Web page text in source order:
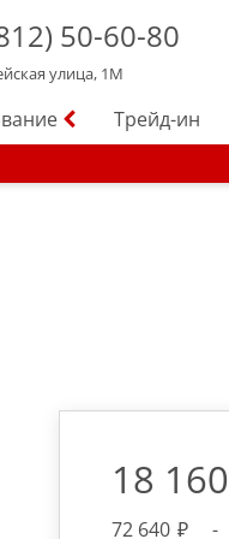
50-60-80
улица, 1М
Трейд-ин
18 160
72 640 -